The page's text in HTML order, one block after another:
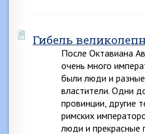
Гибель
После Октавиана
очень много
были люди и разные
властители. Одни
провинции, другие
римских
люди и прекрасные